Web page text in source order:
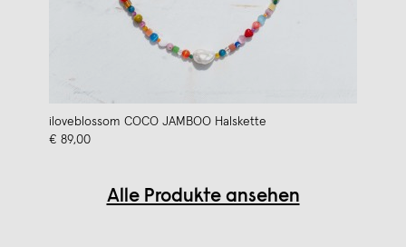
iloveblossom COCO JAMBOO Halskette
€ 89,00
Alle Produkte ansehen